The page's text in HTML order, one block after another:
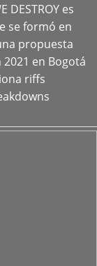
DESTROY es
se formó en
propuesta
en Bogotá
riffs